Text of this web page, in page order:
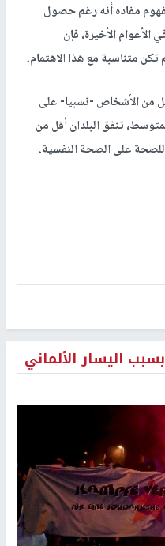
مفاده أنه رغم حصول
الأخيرة، فإن
تكن متناسبة مع هذا الاهتمام.
من الأشخاص -نسبيا- على
تنفق البلدان أقل من
اليسار الألماني